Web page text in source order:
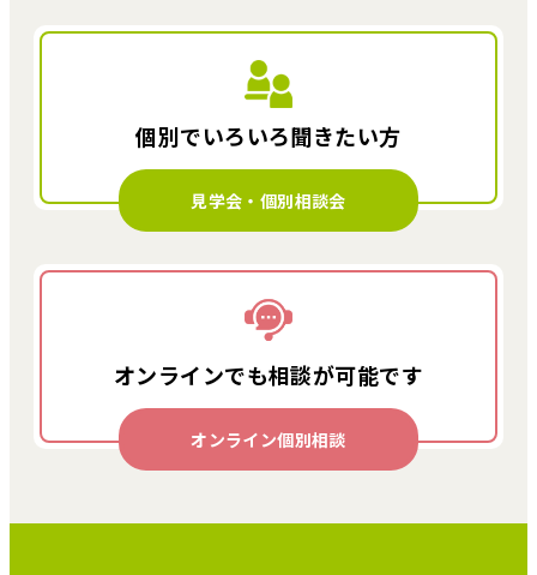
個別でいろいろ聞きたい方
見学会・個別相談会
オンラインでも相談が可能です
オンライン個別相談